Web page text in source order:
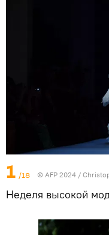
1 /18 © AFP 2024 /
Неделя высокой